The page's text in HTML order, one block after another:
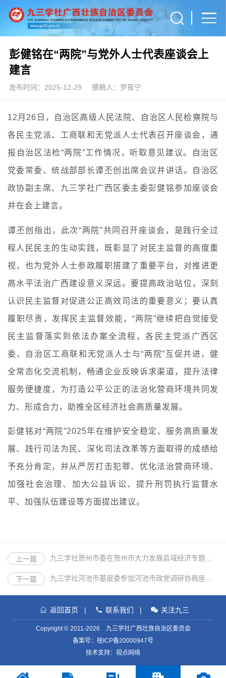
彭健铭在“两院”与党外人士代表座谈会上
建言
发布时间：2025-12-29 撰稿人：罗筱宁
12月26日，自治区高级人民法院、自治区人民检察院与
各民主党派、工商联和无党派人士代表召开座谈会，通
报自治区法检“两院”工作情况，听取意见建议。自治区
党委常委、统战部部长谭丕创出席会议并讲话。自治区
政协副主席、九三学社广西区委主委彭健铭参加座谈会
并在会上建言。
谭丕创指出，此次“两院”共同召开座谈会，是践行全过
程人民民主的生动实践，既彰显了对民主监督的高度重
视，也为党外人士参政履职搭建了重要平台，对推进更
高水平法治广西建设意义深远。要提高政治站位，深刻
认识民主监督对促进公正高效司法的重要意义；要认真
履职尽责，发挥民主监督效能，“两院”继续把自觉接受
民主监督落实到依法办案全流程，各民主党派广西区
委、自治区工商联和无党派人士与“两院”互促共进，健
全常态化交流机制，畅通企业反映诉求渠道，提升法律
服务便捷度，为打造公平公正的法治化营商环境共同发
力、形成合力，助推全区经济社会高质量发展。
彭健铭对“两院”2025年在维护安全稳定、服务高质量发
展、践行司法为民、深化司法改革等方面取得的成绩给
予充分肯定，并从严厉打击犯罪、优化法治营商环境、
加强社会治理、加大公益诉讼、提升刑罚执行监督水
平、加强队伍建设等方面提出建议。
上一篇 九三学社贺州市委在贺州市大力发展县域经济专题协商座谈会上建言
下一篇 九三学社河池市基层委参加河池市政党调研协商座谈会
返回首页 | 联系我们 | 关注九三
Copyright © 2011-2026 九三学社广西壮族自治区委员会
备案号： 桂ICP备20000947号
技术支持：视点网络